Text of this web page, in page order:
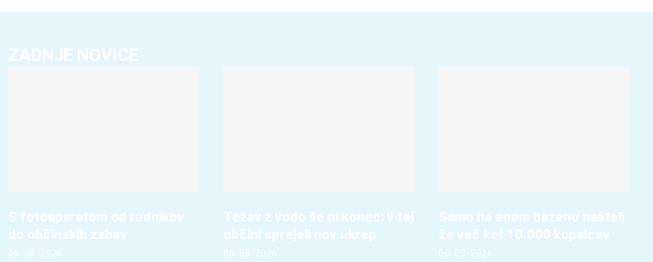
ZADNJE NOVICE
S fotoaparatom od rudnikov
do občinskih zabav
06. 08. 2026
Težav z vodo še ni konec: v tej
občini sprejeli nov ukrep
06. 08. 2026
Samo na enem bazenu našteli
že več kot 10.000 kopalcev
06. 08. 2026